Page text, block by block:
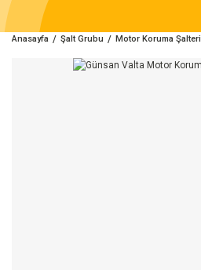
Anasayfa Şalt Grubu Motor Koruma Şalteri